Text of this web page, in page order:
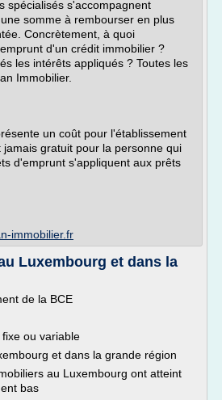
spécialisés s'accompagnent
somme à rembourser en plus
Concrètement, à quoi
d'un crédit immobilier ?
les intérêts appliqués ? Toutes les
Immobilier.
un coût pour l'établissement
gratuit pour la personne qui
d'emprunt s'appliquent aux prêts
immobilier.fr
Luxembourg et dans la
de la BCE
ou variable
et dans la grande région
au Luxembourg ont atteint
bas